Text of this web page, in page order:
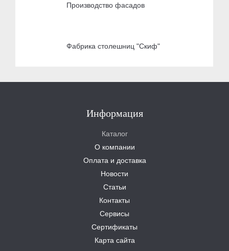
Производство фасадов
Фабрика столешниц "Скиф"
Информация
Каталог
О компании
Оплата и доставка
Новости
Статьи
Контакты
Сервисы
Сертификаты
Карта сайта